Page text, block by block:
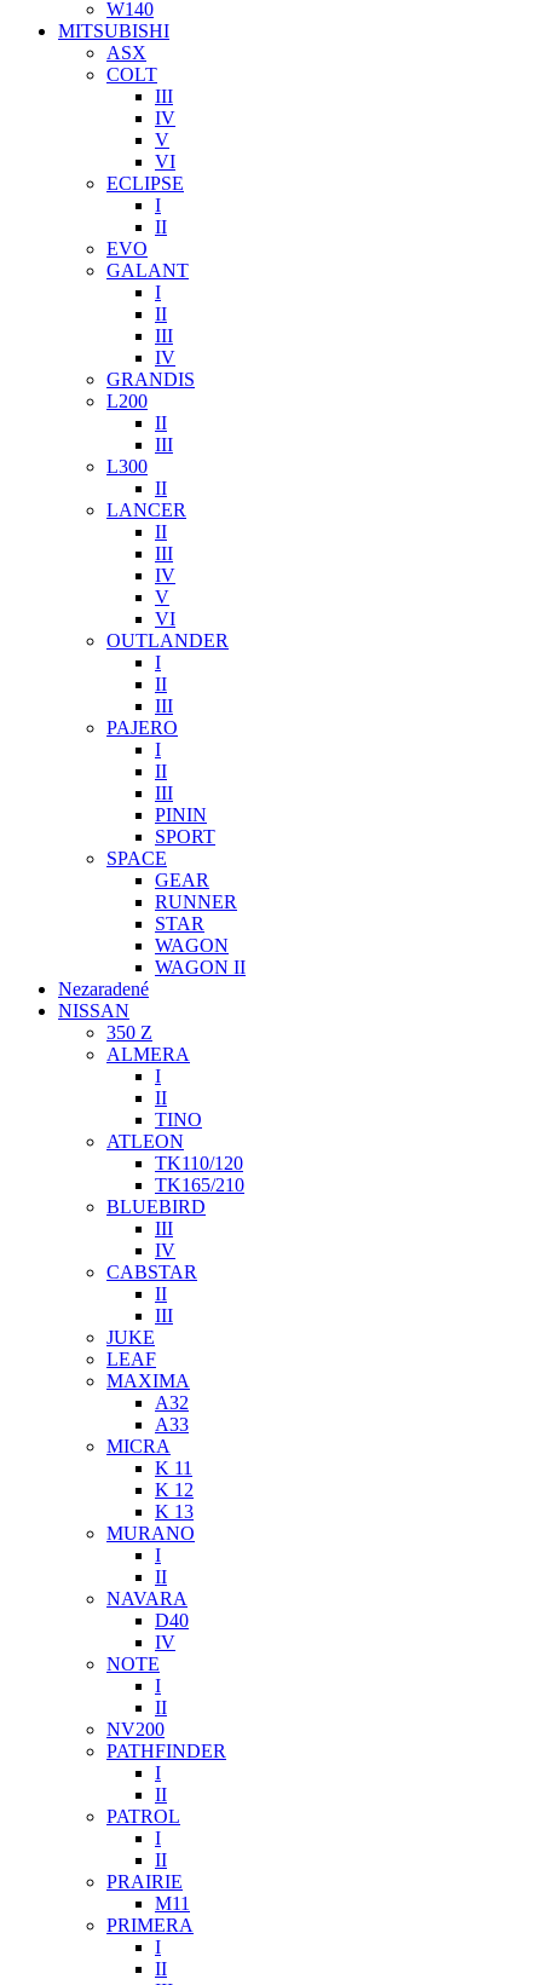
W140
MITSUBISHI
ASX
COLT
III
IV
V
VI
ECLIPSE
I
II
EVO
GALANT
I
II
III
IV
GRANDIS
L200
II
III
L300
II
LANCER
II
III
IV
V
VI
OUTLANDER
I
II
III
PAJERO
I
II
III
PININ
SPORT
SPACE
GEAR
RUNNER
STAR
WAGON
WAGON II
Nezaradené
NISSAN
350 Z
ALMERA
I
II
TINO
ATLEON
TK110/120
TK165/210
BLUEBIRD
III
IV
CABSTAR
II
III
JUKE
LEAF
MAXIMA
A32
A33
MICRA
K 11
K 12
K 13
MURANO
I
II
NAVARA
D40
IV
NOTE
I
II
NV200
PATHFINDER
I
II
PATROL
I
II
PRAIRIE
M11
PRIMERA
I
II